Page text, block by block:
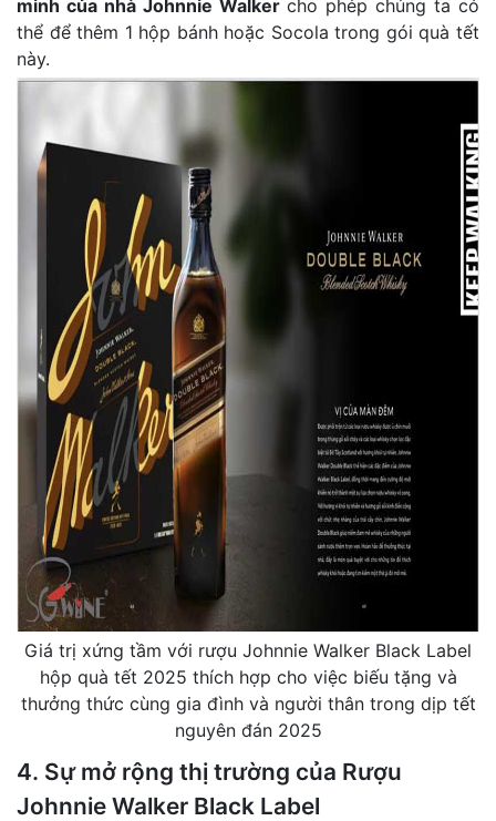
minh của nhà Johnnie Walkercho phép chúng ta có
thể để thêm 1 hộp bánh hoặc Socola trong gói quà tết
này.
Giá trị xứng tầm với rượu Johnnie Walker Black Label
hộp quà tết 2025 thích hợp cho việc biếu tặng và
thưởng thức cùng gia đình và người thân trong dịp tết
nguyên đán 2025
4. Sự mở rộng thị trường của Rượu
Johnnie Walker Black Label